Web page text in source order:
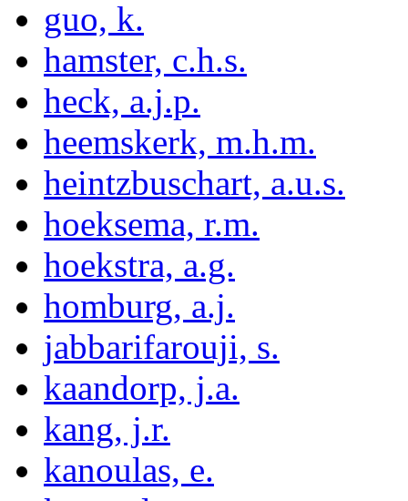
guo, k.
hamster, c.h.s.
heck, a.j.p.
heemskerk, m.h.m.
heintzbuschart, a.u.s.
hoeksema, r.m.
hoekstra, a.g.
homburg, a.j.
jabbarifarouji, s.
kaandorp, j.a.
kang, j.r.
kanoulas, e.